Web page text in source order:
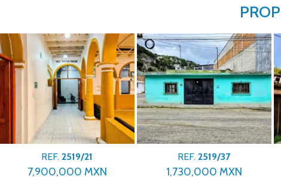
REF. 2519/37
1,730,000 MXN
REF. 2519/36
3,500,000 MXN